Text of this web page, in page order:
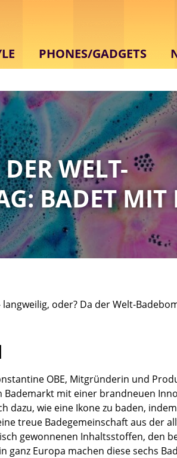
PHONES/GADGETS
WELT-
BADET MIT
langweilig, oder? Da der Welt-
OBE, Mitgründerin und
Bademarkt mit einer brandneuen
dazu, wie eine Ikone zu baden,
treue Badegemeinschaft aus der
gewonnenen Inhaltsstoffen, den
ganz Europa machen diese sechs